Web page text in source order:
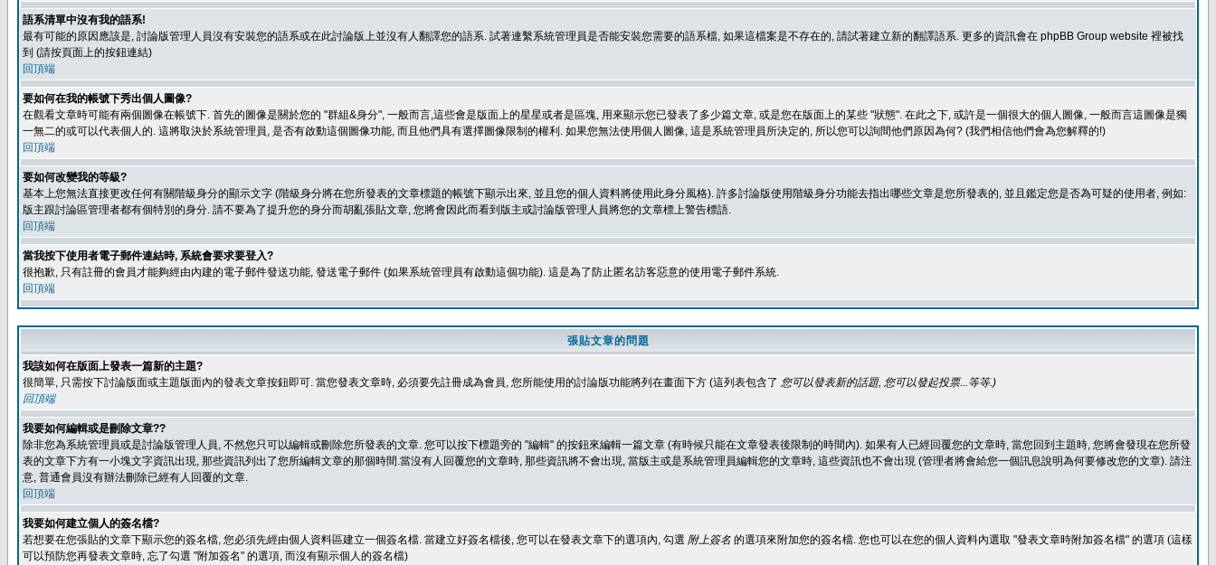
語系清單中沒有我的語系!
最有可能的原因應該是, 討論版管理人員沒有安裝您的語系或在此討論版上並沒有人翻譯您的語系. 試著連繫系統管理員是否能安裝您需要的語系檔, 如果這檔案是不存在的, 請試著建立新的翻譯語系. 更多的資訊會在 phpBB Group website 裡被找
到 (請按頁面上的按鈕連結)
回頂端
要如何在我的帳號下秀出個人圖像?
在觀看文章時可能有兩個圖像在帳號下. 首先的圖像是關於您的 "群組&身分", 一般而言,這些會是版面上的星星或者是區塊, 用來顯示您已發表了多少篇文章, 或是您在版面上的某些 "狀態". 在此之下, 或許是一個很大的個人圖像, 一般而言這圖像是獨
一無二的或可以代表個人的. 這將取決於系統管理員, 是否有啟動這個圖像功能, 而且他們具有選擇圖像限制的權利. 如果您無法使用個人圖像, 這是系統管理員所決定的, 所以您可以詢間他們原因為何? (我們相信他們會為您解釋的!)
回頂端
要如何改變我的等級?
基本上您無法直接更改任何有關階級身分的顯示文字 (階級身分將在您所發表的文章標題的帳號下顯示出來, 並且您的個人資料將使用此身分風格). 許多討論版使用階級身分功能去指出哪些文章是您所發表的, 並且鑑定您是否為可疑的使用者, 例如:
版主跟討論區管理者都有個特別的身分. 請不要為了提升您的身分而胡亂張貼文章, 您將會因此而看到版主或討論版管理人員將您的文章標上警告標語.
回頂端
當我按下使用者電子郵件連結時, 系統會要求要登入?
很抱歉, 只有註冊的會員才能夠經由內建的電子郵件發送功能, 發送電子郵件 (如果系統管理員有啟動這個功能). 這是為了防止匿名訪客惡意的使用電子郵件系統.
回頂端
張貼文章的問題
我該如何在版面上發表一篇新的主題?
很簡單, 只需按下討論版面或主題版面內的發表文章按鈕即可. 當您發表文章時, 必須要先註冊成為會員, 您所能使用的討論版功能將列在畫面下方 (這列表包含了 您可以發表新的話題, 您可以發起投票...等等.)
回頂端
我要如何編輯或是刪除文章??
除非您為系統管理員或是討論版管理人員, 不然您只可以編輯或刪除您所發表的文章. 您可以按下標題旁的 "編輯" 的按鈕來編輯一篇文章 (有時候只能在文章發表後限制的時間內). 如果有人已經回覆您的文章時, 當您回到主題時, 您將會發現在您所發
表的文章下方有一小塊文字資訊出現, 那些資訊列出了您所編輯文章的那個時間.當沒有人回覆您的文章時, 那些資訊將不會出現, 當版主或是系統管理員編輯您的文章時, 這些資訊也不會出現 (管理者將會給您一個訊息說明為何要修改您的文章). 請注
意, 普通會員沒有辦法刪除已經有人回覆的文章.
回頂端
我要如何建立個人的簽名檔?
若想要在您張貼的文章下顯示您的簽名檔, 您必須先經由個人資料區建立一個簽名檔. 當建立好簽名檔後, 您可以在發表文章下的選項內, 勾選 附上簽名 的選項來附加您的簽名檔. 您也可以在您的個人資料內選取 "發表文章時附加簽名檔" 的選項 (這樣
可以預防您再發表文章時, 忘了勾選 "附加簽名" 的選項, 而沒有顯示個人的簽名檔)